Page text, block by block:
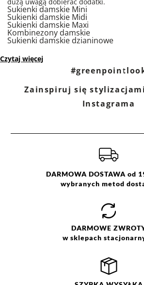
Sukienki damskie Mini
Sukienki damskie Midi
Sukienki damskie Maxi
Kombinezony damskie
Sukienki damskie dzianinowe
Sukienki swetrowe damskie
Sukienki damskie wyprzedaż
Czytaj więcej
Zainspiruj się
Instagrama
DARMOWA DOSTAWA od
wybranych metod
DARMOWE
w sklepach